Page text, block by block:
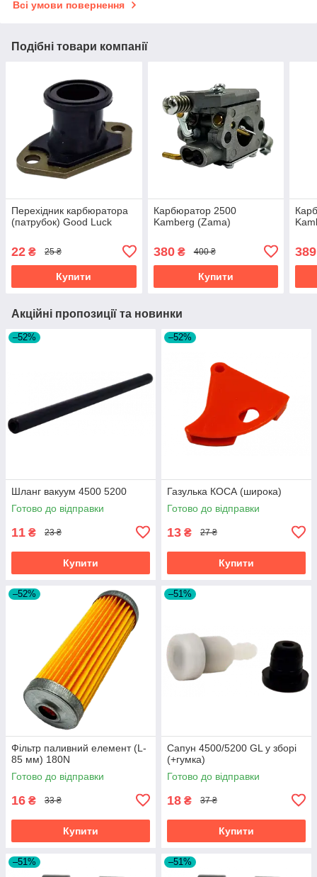
Всі умови повернення
Подібні товари компанії
Перехідник карбюратора
(патрубок) Good Luck
22 ₴ 25 ₴
Купити
Карбюратор 2500
Kamberg (Zama)
380₴ 400 ₴
Купити
389
Акційні пропозиції та новинки
–52%
Шланг вакуум 4500 5200
Готово до відправки
11 ₴ 23 ₴
Купити
–52%
Газулька КОСА (широка)
Готово до відправки
13 ₴ 27 ₴
Купити
–52%
Фільтр паливний елемент (L-
85 мм) 180N
Готово до відправки
16 ₴ 33 ₴
Купити
–51%
Сапун 4500/5200 GL у зборі
(+гумка)
Готово до відправки
18 ₴ 37 ₴
Купити
–51% –51%